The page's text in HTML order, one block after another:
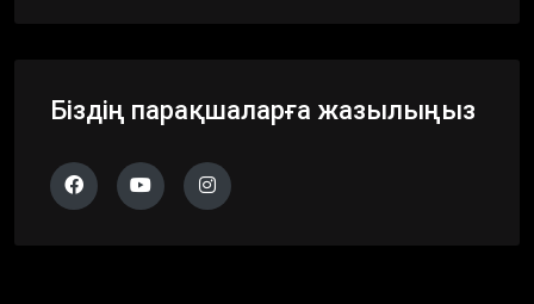
Біздің парақшаларға жазылыңыз